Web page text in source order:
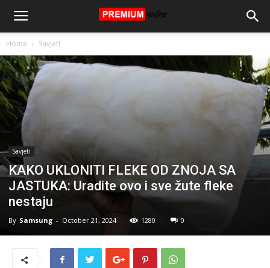
Home Savjeti
Savjeti
KAKO UKLONITI FLEKE OD ZNOJA SA
JASTUKA: Uradite ovo i sve žute fleke
nestaju
By Samsung - October 21, 2024 1280 0